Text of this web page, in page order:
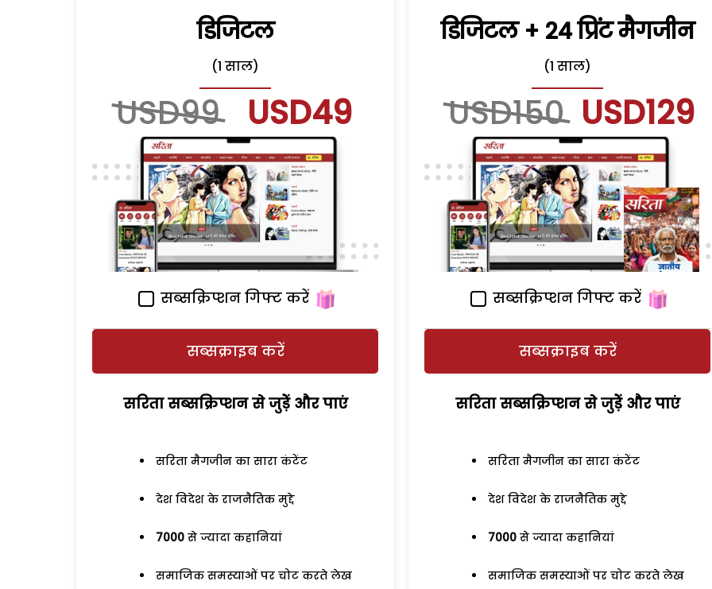
डिजिटल
(1 साल)
USD99 USD49
सब्सक्रिप्शन गिफ्ट करें
सब्सक्राइब करें
सरिता सब्सक्रिप्शन से जुड़ेें और पाएं
सरिता मैगजीन का सारा कंटेंट
देश विदेश के राजनैतिक मुद्दे
7000 से ज्यादा कहानियां
समाजिक समस्याओं पर चोट करते लेख
डिजिटल + 24 प्रिंट मैगजीन
(1 साल)
USD150 USD129
सब्सक्रिप्शन गिफ्ट करें
सब्सक्राइब करें
सरिता सब्सक्रिप्शन से जुड़ेें और पाएं
सरिता मैगजीन का सारा कंटेंट
देश विदेश के राजनैतिक मुद्दे
7000 से ज्यादा कहानियां
समाजिक समस्याओं पर चोट करते लेख